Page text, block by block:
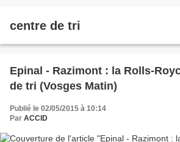
centre de tri
Epinal - Razimont : la Rolls-
de tri (Vosges Matin)
Publié le 02/05/2015 à 10:14
Par ACCID